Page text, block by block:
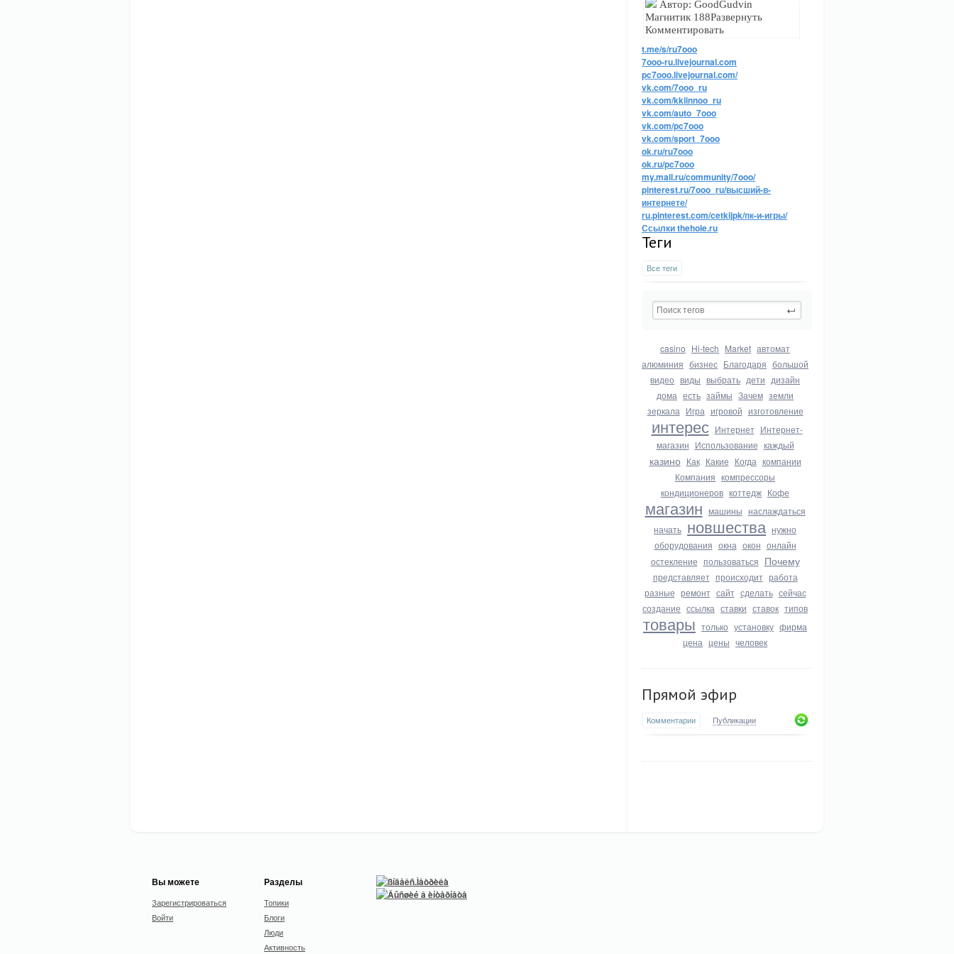
Автор: GoodGudvin
Магнитик 188Развернуть
Комментировать
t.me/s/ru7ooo
7ooo-ru.livejournal.com
pc7ooo.livejournal.com/
vk.com/7ooo_ru
vk.com/kkiinnoo_ru
vk.com/auto_7ooo
vk.com/pc7ooo
vk.com/sport_7ooo
ok.ru/ru7ooo
ok.ru/pc7ooo
my.mail.ru/community/7ooo/
pinterest.ru/7ooo_ru/высший-в-
интернете/
ru.pinterest.com/cetkijpk/пк-и-игры/
Ссылки thehole.ru
Теги
Все теги
casino Hi-tech Market автомат
алюминия бизнес Благодаря большой
видео виды выбрать дети дизайн
дома есть займы Зачем земли
зеркала Игра игровой изготовление
интерес Интернет Интернет-
магазин Использование каждый
казино Как Какие Когда компании
Компания компрессоры
кондиционеров коттедж Кофе
магазин машины наслаждаться
начать новшества нужно
оборудования окна окон онлайн
остекление пользоваться Почему
представляет происходит работа
разные ремонт сайт сделать сейчас
создание ссылка ставки ставок типов
товары только установку фирма
цена цены человек
Прямой эфир
Комментарии Публикации
Вы можете
Зарегистрироваться
Войти
Разделы
Топики
Блоги
Люди
Активность